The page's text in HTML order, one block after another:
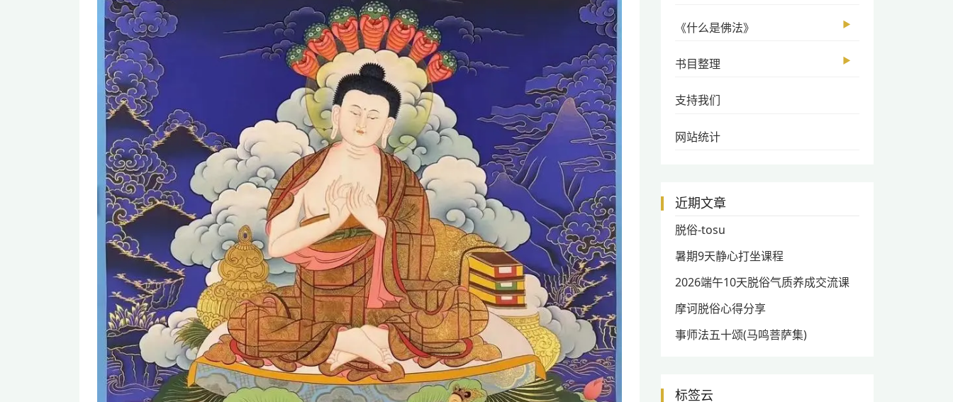
《什么是佛法》 ▶
书目整理 ▶
支持我们
网站统计
近期文章
脱俗-tosu
暑期9天静心打坐课程
2026端午10天脱俗气质养成交流课
摩诃脱俗心得分享
事师法五十颂(马鸣菩萨集)
标签云